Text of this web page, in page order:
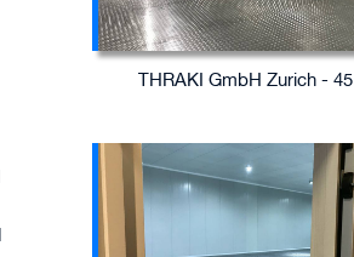
THRAKI GmbH Zurich - 45